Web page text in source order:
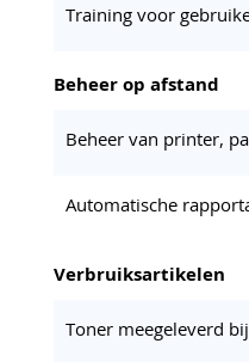
Training voor
Beheer op afstand
Beheer van printer,
Automatische
Verbruiksartikelen
Toner meegeleverd